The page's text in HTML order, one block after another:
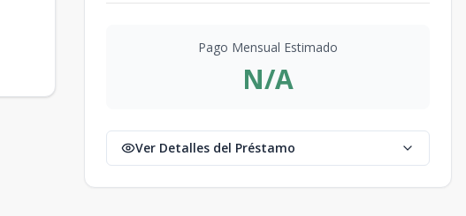
Pago Mensual Estimado
N/A
Ver Detalles del Préstamo